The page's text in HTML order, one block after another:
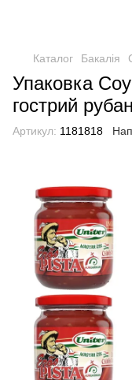
Каталог Бакалія
Упаковка
гострий
Артикул: 1181818